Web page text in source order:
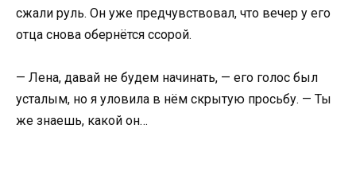
сжали руль. Он уже предчувствовал, что вечер у его
отца снова обернётся ссорой.
— Лена, давай не будем начинать, — его голос был
усталым, но я уловила в нём скрытую просьбу. — Ты
же знаешь, какой он…